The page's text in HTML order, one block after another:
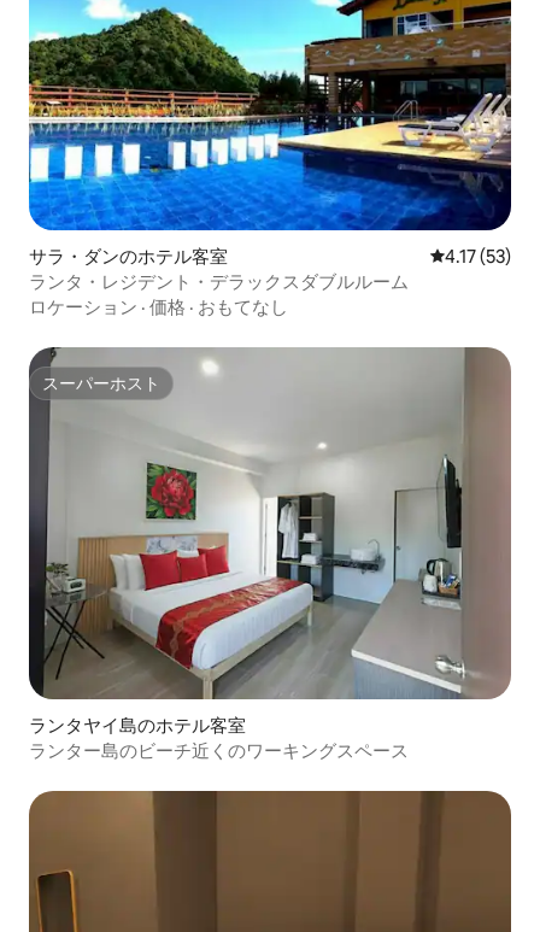
サラ・ダンのホテル客室 レビュー53
4.17 (53)
ランタ・レジデント・デラックスダブルルーム
ロケーション · 価格 · おもてなし
スーパーホスト
スーパーホスト
ランタヤイ島のホテル客室
ランター島のビーチ近くのワーキングスペース